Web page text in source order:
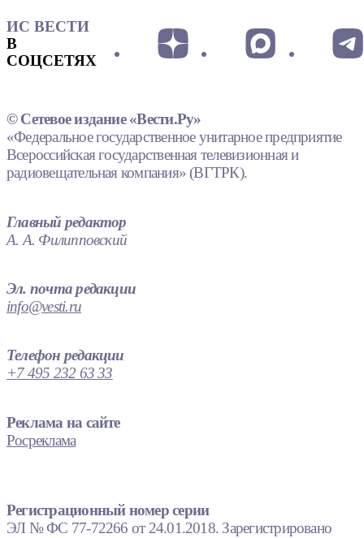
ИС ВЕСТИ
В
СОЦСЕТЯХ
© Сетевое издание «Вести.Ру»
«Федеральное государственное унитарное предприятие
Всероссийская государственная телевизионная и
радиовещательная компания» (ВГТРК).
Главный редактор
А. А. Филипповский
Эл. почта редакции
info@vesti.ru
Телефон редакции
+7 495 232 63 33
Реклама на сайте
Росреклама
Регистрационный номер серии
ЭЛ № ФС 77-72266 от 24.01.2018. Зарегистрировано